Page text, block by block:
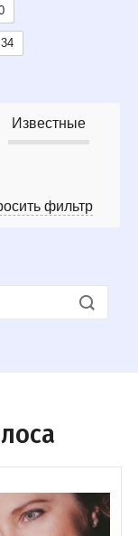
Известные
фильтр